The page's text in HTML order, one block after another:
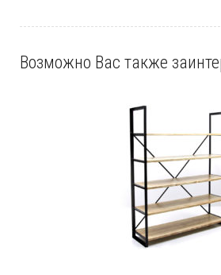
Возможно Вас также